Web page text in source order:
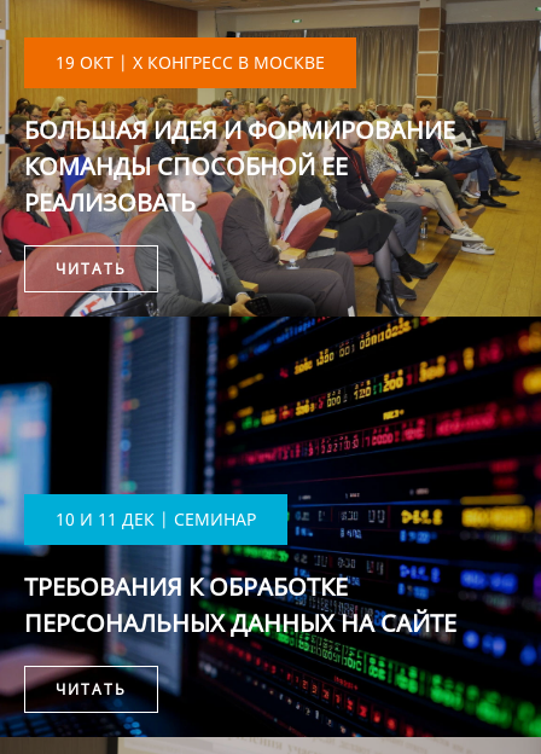
19 ОКТ | X КОНГРЕСС В МОСКВЕ
БОЛЬШАЯ ИДЕЯ И ФОРМИРОВАНИЕ
КОМАНДЫ СПОСОБНОЙ ЕЕ
РЕАЛИЗОВАТЬ
ЧИТАТЬ
10 И 11 ДЕК | СЕМИНАР
ТРЕБОВАНИЯ К ОБРАБОТКЕ
ПЕРСОНАЛЬНЫХ ДАННЫХ НА САЙТЕ
ЧИТАТЬ